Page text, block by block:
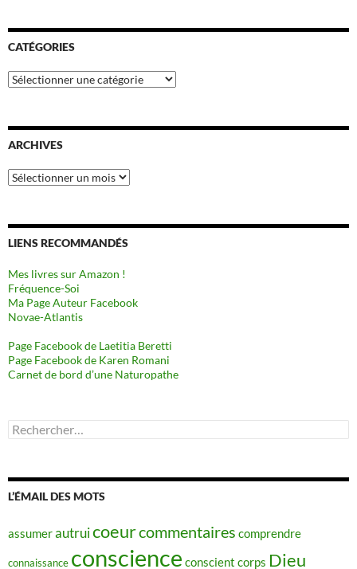
CATÉGORIES
Catégories
ARCHIVES
Archives
LIENS RECOMMANDÉS
Mes livres sur Amazon !
Fréquence-Soi
Ma Page Auteur Facebook
Novae-Atlantis
Page Facebook de Laetitia Beretti
Page Facebook de Karen Romani
Carnet de bord d’une Naturopathe
Rechercher :
L’ÉMAIL DES MOTS
assumerautruicoeurcommentaires comprendre
connaissance conscience conscient corps Dieu